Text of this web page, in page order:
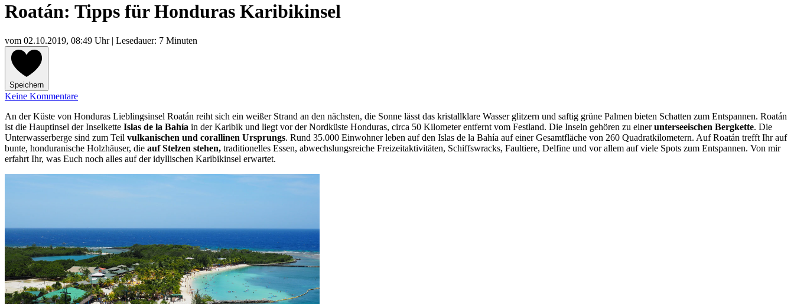
Roatán: Tipps für Honduras Karibikinsel
vom 02.10.2019, 08:49 Uhr| Lesedauer: 7 Minuten
Speichern
Keine Kommentare
An der Küste von Honduras Lieblingsinsel Roatán reiht sich ein weißer Strand an den nächsten, die Sonne lässt das kristallklare Wasser glitzern und saftig grüne Palmen bieten Schatten zum Entspannen. Roatán
ist die Hauptinsel der Inselkette Islas de la Bahía in der Karibik und liegt vor der Nordküste Honduras, circa 50 Kilometer entfernt vom Festland. Die Inseln gehören zu einerunterseeischen Bergkette. Die
Unterwasserberge sind zum Teil vulkanischen und corallinen Ursprungs. Rund 35.000 Einwohner leben auf den Islas de la Bahía auf einer Gesamtfläche von 260 Quadratkilometern. Auf Roatán trefft Ihr auf
bunte, honduranische Holzhäuser, die auf Stelzen stehen, traditionelles Essen, abwechslungsreiche Freizeitaktivitäten, Schiffswracks, Faultiere, Delfine und vor allem auf viele Spots zum Entspannen. Von mir
erfahrt Ihr, was Euch noch alles auf der idyllischen Karibikinsel erwartet.